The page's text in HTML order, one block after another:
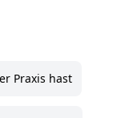
Seilerhof
Praxis hast